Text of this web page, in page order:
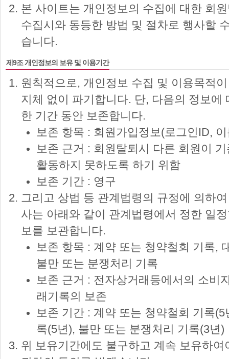
본 사이트는 개인정보의 수집에 대한 회
수집시와 동등한 방법 및 절차로 행사할
습니다.
제9조 개인정보의 보유 및 이용기간
원칙적으로, 개인정보 수집 및 이용목적
지체 없이 파기합니다. 단, 다음의 정보에
한 기간 동안 보존합니다.
보존 항목 : 회원가입정보(로그인ID,
보존 근거 : 회원탈퇴시 다른 회원이
활동하지 못하도록 하기 위함
보존 기간 : 영구
그리고 상법 등 관계법령의 규정에 의하
사는 아래와 같이 관계법령에서 정한 일
보를 보관합니다.
보존 항목 : 계약 또는 청약철회 기록,
불만 또는 분쟁처리 기록
보존 근거 : 전자상거래등에서의 소비
래기록의 보존
보존 기간 : 계약 또는 청약철회 기록
록(5년), 불만 또는 분쟁처리 기록(3년)
위 보유기간에도 불구하고 계속 보유하